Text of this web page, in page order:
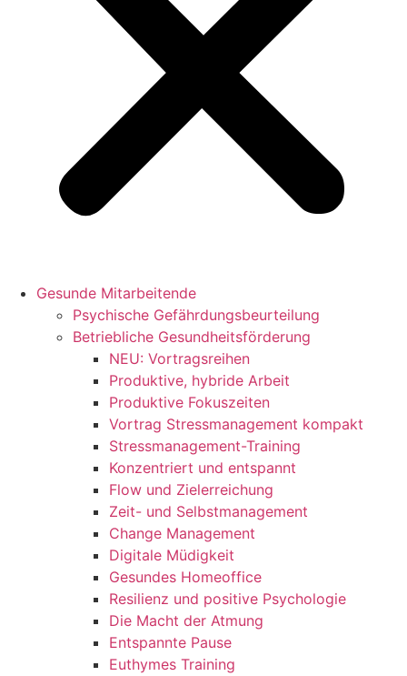
Gesunde Mitarbeitende
Psychische Gefährdungsbeurteilung
Betriebliche Gesundheitsförderung
NEU: Vortragsreihen
Produktive, hybride Arbeit
Produktive Fokuszeiten
Vortrag Stressmanagement kompakt
Stressmanagement-Training
Konzentriert und entspannt
Flow und Zielerreichung
Zeit- und Selbstmanagement
Change Management
Digitale Müdigkeit
Gesundes Homeoffice
Resilienz und positive Psychologie
Die Macht der Atmung
Entspannte Pause
Euthymes Training